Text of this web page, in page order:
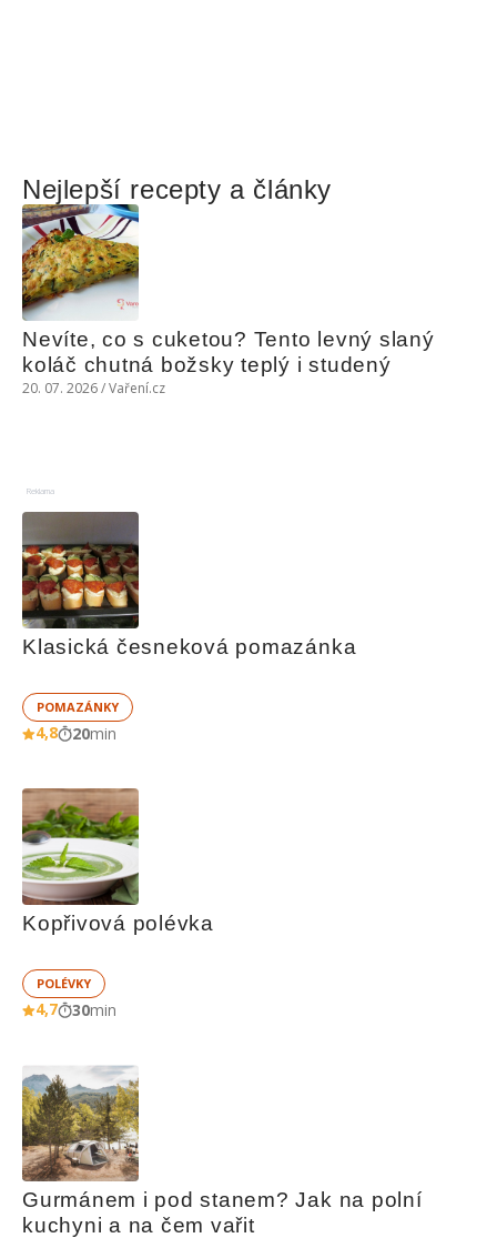
Nejlepší recepty a články
Nevíte, co s cuketou? Tento levný slaný
koláč chutná božsky teplý i studený
20. 07. 2026 / Vaření.cz
Reklama
Klasická česneková pomazánka
POMAZÁNKY
4,8 20min
Kopřivová polévka
POLÉVKY
4,7 30min
Gurmánem i pod stanem? Jak na polní
kuchyni a na čem vařit